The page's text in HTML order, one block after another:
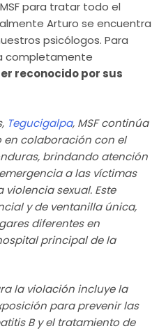
para tratar todo el
Arturo se encuentra
psicólogos. Para
completamente
reconocido por sus
Tegucigalpa, MSF continúa
en colaboración con el
brindando atención
a las víctimas
sexual. Este
y de ventanilla única,
diferentes en
principal de la
la violación incluye la
para prevenir las
B y el tratamiento de